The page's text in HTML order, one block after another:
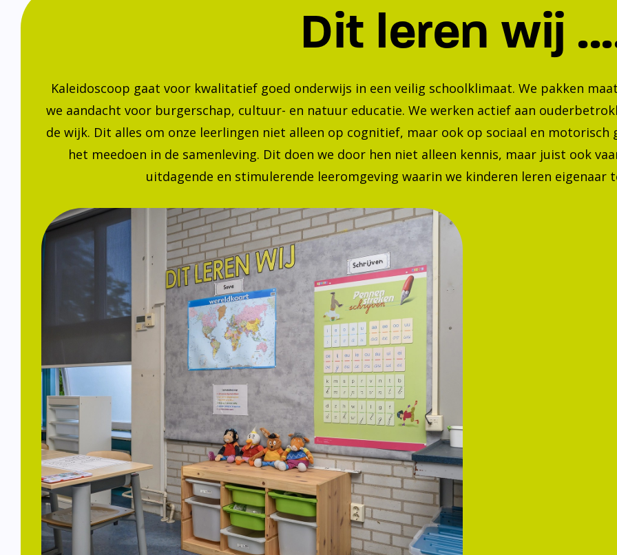
Dit leren wij
Kaleidoscoop gaat voor kwalitatief goed onderwijs in een veilig schoolklimaat. We pakken
we aandacht voor burgerschap, cultuur- en natuur educatie. We werken actief aan
de wijk. Dit alles om onze leerlingen niet alleen op cognitief, maar ook op sociaal en
het meedoen in de samenleving. Dit doen we door hen niet alleen kennis, maar juist ook
uitdagende en stimulerende leeromgeving waarin we kinderen leren eigenaar